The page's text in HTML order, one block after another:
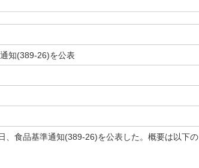
知(389-26)を公表
食品基準通知(389-26)を公表した。概要は以下の